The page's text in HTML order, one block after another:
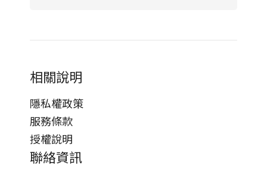
相關說明
隱私權政策
服務條款
授權說明
聯絡資訊